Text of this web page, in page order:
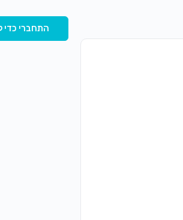
התחברי כדי